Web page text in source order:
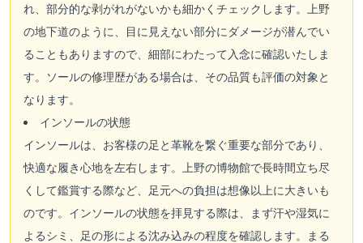
れ、部分的な剥がれがないかも細かくチェックします。上野
の地下道のように、目に見えない部分にダメージが潜んでい
ることもありますので、細部にわたって入念に確認いたしま
す。ソールの修理歴がある場合は、その品質も評価の対象と
なります。
インソールの状態
インソールは、お客様の足と革靴を繋ぐ重要な部分であり、
快適な履き心地を左右します。上野の博物館で長時間立ち尽
くして鑑賞する際など、足元への負担は想像以上に大きいも
のです。インソールの状態を拝見する際は、まず汗や湿気に
よるシミ、足の形による沈み込みの程度を確認します。まる